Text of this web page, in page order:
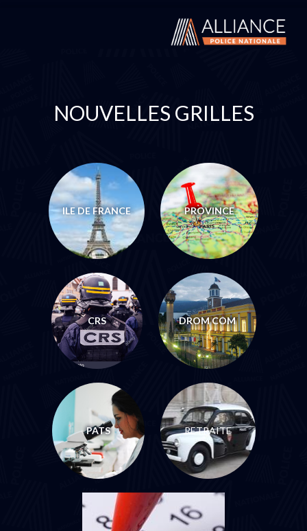
NOUVELLES GRILLES
ILE DE FRANCE PROVINCE
CRS DROM COM
PATS RETRAITE